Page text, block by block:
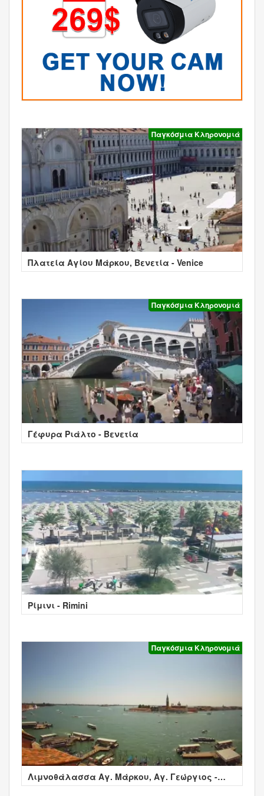
Παγκόσμια Κληρονομιά
Πλατεία Αγίου Μάρκου, Βενετία - Venice
Παγκόσμια Κληρονομιά
Γέφυρα Ριάλτο - Βενετία
Ρίμινι - Rimini
Παγκόσμια Κληρονομιά
Λιμνοθάλασσα Αγ. Μάρκου, Αγ. Γεώργιος -
Βενετία